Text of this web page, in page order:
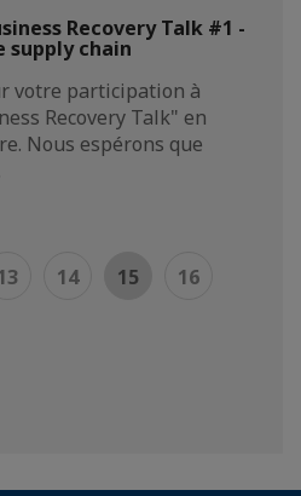
Recovery Talk #1 -
supply chain
votre participation à
Recovery Talk" en
Nous espérons que
14 15
16